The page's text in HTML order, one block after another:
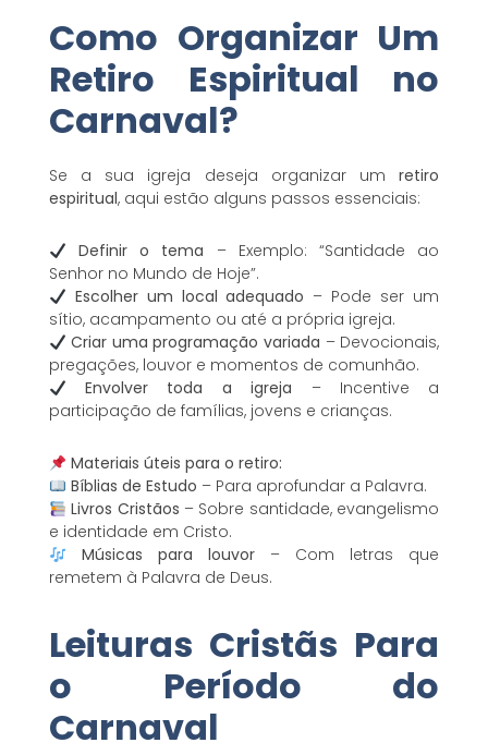
Como Organizar Um
Retiro Espiritual no
Carnaval?
Se a sua igreja deseja organizar umretiro
espiritual, aqui estão alguns passos essenciais:
Definir o tema – Exemplo: “Santidade ao
Senhor no Mundo de Hoje”.
Escolher um local adequado – Pode ser um
sítio, acampamento ou até a própria igreja.
Criar uma programação variada – Devocionais,
pregações, louvor e momentos de comunhão.
Envolver toda a igreja – Incentive a
participação de famílias, jovens e crianças.
Materiais úteis para o retiro:
Bíblias de Estudo – Para aprofundar a Palavra.
Livros Cristãos – Sobre santidade, evangelismo
e identidade em Cristo.
Músicas para louvor– Com letras que
remetem à Palavra de Deus.
Leituras Cristãs Para
o Período do
Carnaval